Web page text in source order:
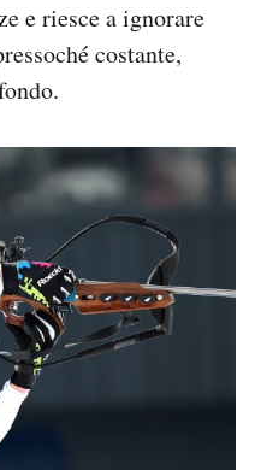
e riesce a ignorare
costante,